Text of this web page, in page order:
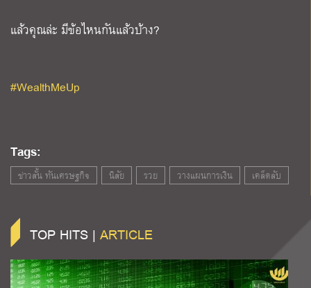
แล้วคุณล่ะ มีข้อไหนกันแล้วบ้าง?
#WealthMeUp
Tags:
ข่าวสั้น ทันเศรษฐกิจ นิสัย รวย วางแผนการเงิน เคล็ดลับ
TOP HITS | ARTICLE